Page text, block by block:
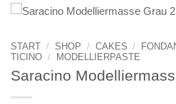
START / SHOP / CAKES /
TICINO / MODELLIERPASTE
Saracino